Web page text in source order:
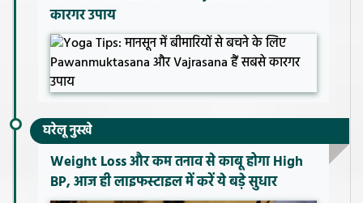
कारगर उपाय
घरेलू नुस्खे
Weight Loss और कम तनाव से काबू होगा High
BP, आज ही लाइफस्टाइल में करें ये बड़े सुधार